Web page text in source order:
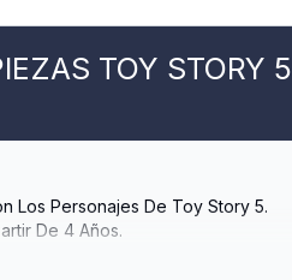
TOY STORY 5
Los Personajes De Toy Story 5.
De 4 Años.